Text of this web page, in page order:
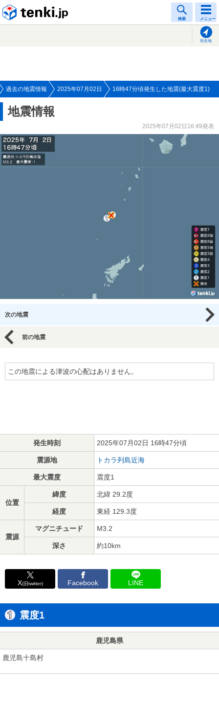
検索 メニュー
現在地
過去の地震情報 2025年07月02日 16時47分頃発生した地震(最大震度1)
地震情報
2025年07月02日16:49発表
次の地震
前の地震
この地震による津波の心配はありません。
発生時刻 2025年07月02日 16時47分頃
震源地 トカラ列島近海
最大震度 震度1
位置
緯度 北緯 29.2度
経度 東経 129.3度
震源
マグニチュード M3.2
深さ 約10km
X(旧twitter) Facebook LINE
震度1
鹿児島県
鹿児島十島村